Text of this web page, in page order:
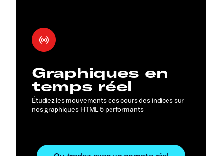
Graphiques en
temps réel
Étudiez les mouvements des cours des indices sur
nos graphiques HTML 5 performants